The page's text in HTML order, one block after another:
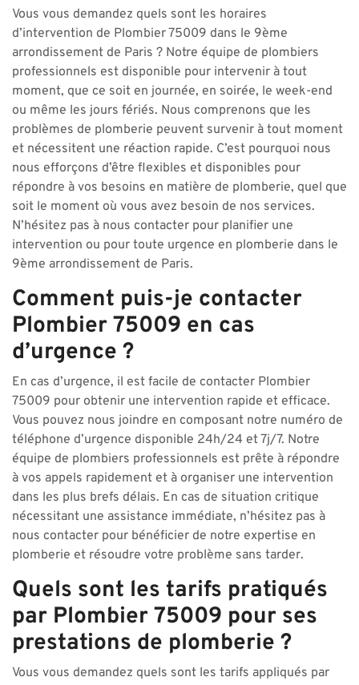
Vous vous demandez quels sont les horaires
d’intervention de Plombier 75009 dans le 9ème
arrondissement de Paris ? Notre équipe de plombiers
professionnels est disponible pour intervenir à tout
moment, que ce soit en journée, en soirée, le week-end
ou même les jours fériés. Nous comprenons que les
problèmes de plomberie peuvent survenir à tout moment
et nécessitent une réaction rapide. C’est pourquoi nous
nous efforçons d’être flexibles et disponibles pour
répondre à vos besoins en matière de plomberie, quel que
soit le moment où vous avez besoin de nos services.
N’hésitez pas à nous contacter pour planifier une
intervention ou pour toute urgence en plomberie dans le
9ème arrondissement de Paris.
Comment puis-je contacter
Plombier 75009 en cas
d’urgence ?
En cas d’urgence, il est facile de contacter Plombier
75009 pour obtenir une intervention rapide et efficace.
Vous pouvez nous joindre en composant notre numéro de
téléphone d’urgence disponible 24h/24 et 7j/7. Notre
équipe de plombiers professionnels est prête à répondre
à vos appels rapidement et à organiser une intervention
dans les plus brefs délais. En cas de situation critique
nécessitant une assistance immédiate, n’hésitez pas à
nous contacter pour bénéficier de notre expertise en
plomberie et résoudre votre problème sans tarder.
Quels sont les tarifs pratiqués
par Plombier 75009 pour ses
prestations de plomberie ?
Vous vous demandez quels sont les tarifs appliqués par